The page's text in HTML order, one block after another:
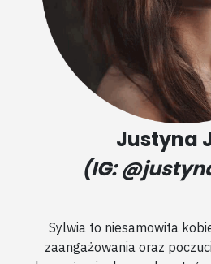
Justyna
(IG:
Sylwia to niesamowita
zaangażowania oraz